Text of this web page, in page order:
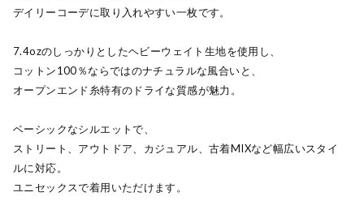
デイリーコーデに取り入れやすい一枚です。
7.4ozのしっかりとしたヘビーウェイト生地を使用し、
コットン100％ならではのナチュラルな風合いと、
オープンエンド糸特有のドライな質感が魅力。
ベーシックなシルエットで、
ストリート、アウトドア、カジュアル、古着MIXなど幅広いスタイ
ルに対応。
ユニセックスで着用いただけます。